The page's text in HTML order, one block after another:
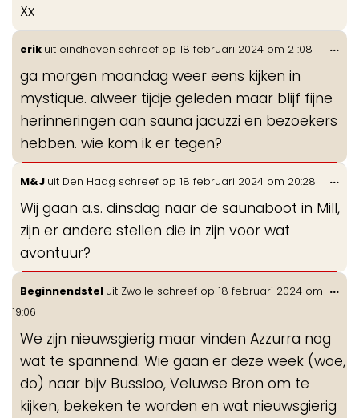
Xx
erik uit eindhoven schreef op 18 februari 2024 om 21:08
ga morgen maandag weer eens kijken in
mystique. alweer tijdje geleden maar blijf fijne
herinneringen aan sauna jacuzzi en bezoekers
hebben. wie kom ik er tegen?
...
M&J uit Den Haag schreef op 18 februari 2024 om 20:28
Wij gaan a.s. dinsdag naar de saunaboot in Mill,
zijn er andere stellen die in zijn voor wat
avontuur?
...
Beginnendstel uit Zwolle schreef op 18 februari 2024 om
19:06
We zijn nieuwsgierig maar vinden Azzurra nog
wat te spannend. Wie gaan er deze week (woe,
do) naar bijv Bussloo, Veluwse Bron om te
kijken, bekeken te worden en wat nieuwsgierig
...